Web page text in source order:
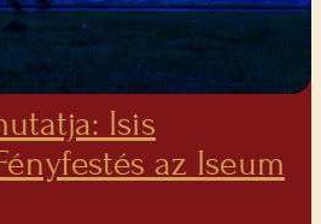
Isis
az Iseum